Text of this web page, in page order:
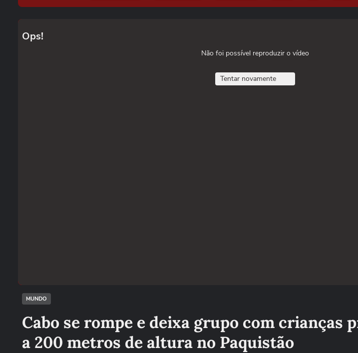
Ops!
Não foi possível reproduzir o vídeo
Tentar novamente
MUNDO
Cabo se rompe e deixa grupo com crianças
a 200 metros de altura no Paquistão